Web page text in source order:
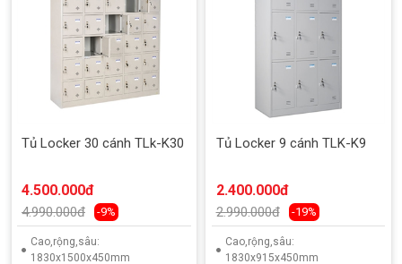
Tủ Locker 30 cánh TLk-K30
4.500.000đ
4.990.000đ -9%
Cao,rộng,sâu:
1830x1500x450mm
Tủ Locker 9 cánh TLK-K9
2.400.000đ
2.990.000đ -19%
Cao,rộng,sâu:
1830x915x450mm